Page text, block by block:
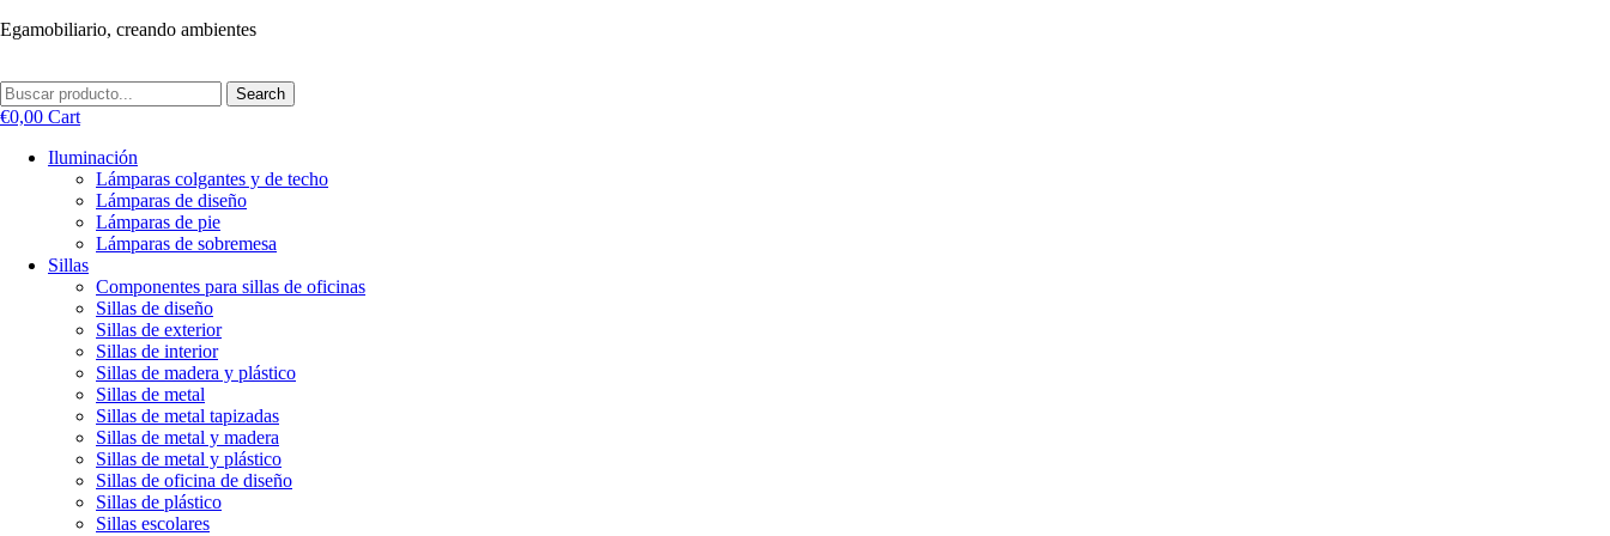
Ir
Egamobiliario, creando ambientes
Search
€0,00 Cart
Iluminación
Lámparas colgantes y de techo
Lámparas de diseño
Lámparas de pie
Lámparas de sobremesa
Sillas
Componentes para sillas de oficinas
Sillas de diseño
Sillas de exterior
Sillas de interior
Sillas de madera y plástico
Sillas de metal
Sillas de metal tapizadas
Sillas de metal y madera
Sillas de metal y plástico
Sillas de oficina de diseño
Sillas de plástico
Sillas escolares